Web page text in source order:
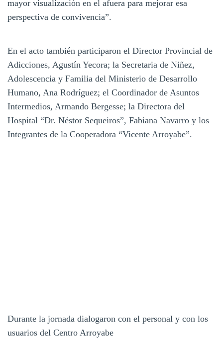
mayor visualización en el afuera para mejorar esa
perspectiva de convivencia”.
En el acto también participaron el Director Provincial de
Adicciones, Agustín Yecora; la Secretaria de Niñez,
Adolescencia y Familia del Ministerio de Desarrollo
Humano, Ana Rodríguez; el Coordinador de Asuntos
Intermedios, Armando Bergesse; la Directora del
Hospital “Dr. Néstor Sequeiros”, Fabiana Navarro y los
Integrantes de la Cooperadora “Vicente Arroyabe”.
Durante la jornada dialogaron con el personal y con los
usuarios del Centro Arroyabe